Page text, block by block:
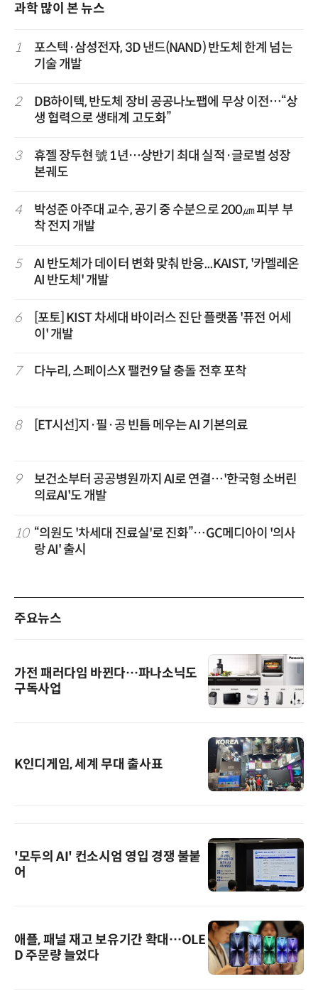
과학 많이 본 뉴스
1
포스텍·삼성전자, 3D 낸드(NAND) 반도체 한계 넘는
기술 개발
2
DB하이텍, 반도체 장비 공공나노팹에 무상 이전…“상
생 협력으로 생태계 고도화”
3
휴젤 장두현 號 1년…상반기 최대 실적·글로벌 성장
본궤도
4
박성준 아주대 교수, 공기 중 수분으로 200㎛ 피부 부
착 전지 개발
5
AI 반도체가 데이터 변화 맞춰 반응...KAIST, '카멜레온
AI 반도체' 개발
6
[포토] KIST 차세대 바이러스 진단 플랫폼 '퓨전 어세
이' 개발
7 다누리, 스페이스X 팰컨9 달 충돌 전후 포착
8 [ET시선]지·필·공 빈틈 메우는 AI 기본의료
9
보건소부터 공공병원까지 AI로 연결…'한국형 소버린
의료AI'도 개발
10 “의원도 '차세대 진료실'로 진화”…GC메디아이 '의사
랑 AI' 출시
주요뉴스
가전 패러다임 바뀐다…파나소닉도
구독사업
K인디게임, 세계 무대 출사표
'모두의 AI' 컨소시엄 영입 경쟁 불붙
어
애플, 패널 재고 보유기간 확대…OLE
D 주문량 늘었다